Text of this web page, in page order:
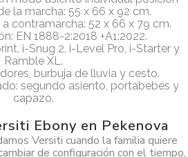
la marcha: 55 x 66 x 92 cm.
contramarcha: 52 x 66 x 79 cm.
EN 1888-2:2018 +A1:2022.
i-Snug 2, i-Level Pro, i-Starter y
Ramble XL.
burbuja de lluvia y cesto.
segundo asiento, portabebés y
capazo.
Ebony en Pekenova
Versiti cuando la familia quiere
de configuración con el tiempo,